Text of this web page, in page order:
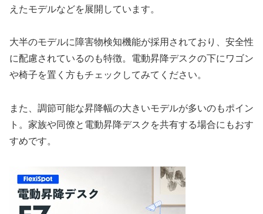
えたモデルなどを展開しています。
大半のモデルに障害物検知機能が採用されており、安全性
に配慮されているのも特徴。電動昇降デスクの下にワゴン
や椅子を置く方もチェックしてみてください。
また、調節可能な昇降幅の大きいモデルが多いのもポイン
ト。家族や同僚と電動昇降デスクを共有する場合にもおす
すめです。